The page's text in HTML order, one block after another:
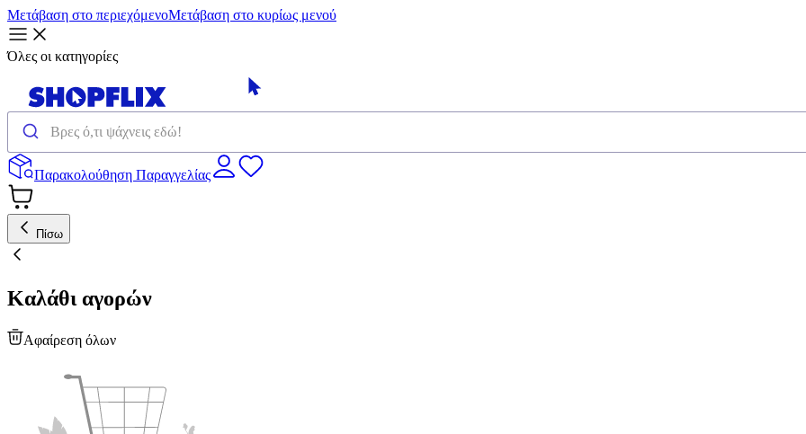
Μετάβαση στο περιεχόμενοΜετάβαση στο κυρίως μενού
Όλες οι κατηγορίες
Παρακολούθηση Παραγγελίας
Πίσω
Καλάθι αγορών
Αφαίρεση όλων